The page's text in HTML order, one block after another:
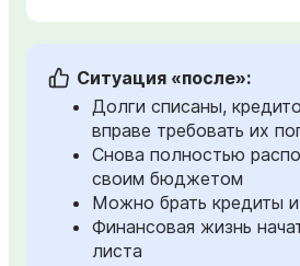
Ситуация «после»:
Долги списаны,
вправе требовать их
Снова полностью
своим бюджетом
Можно брать кредиты и
Финансовая жизнь
листа